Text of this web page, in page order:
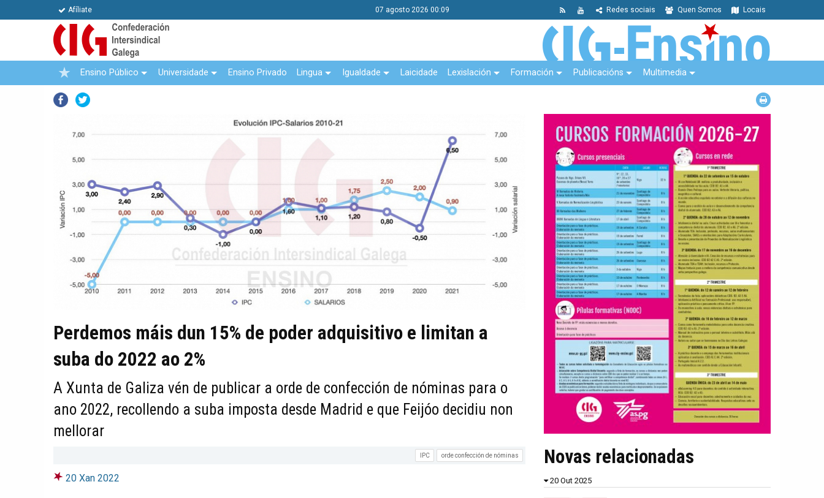
Afíliate 07 agosto 2026 00:09 Locais
Quen Somos
Redes sociais
Ensino Público Universidade Ensino Privado Lingua Igualdade Laicidade Lexislación Formación Publicacións Multimedia
Facebook
Perdemos máis dun 15% de poder adquisitivo e limitan a
suba do 2022 ao 2%
A Xunta de Galiza vén de publicar a orde de confección de nóminas para o
ano 2022, recollendo a suba imposta desde Madrid e que Feijóo decidiu non
mellorar
IPC orde confección de nóminas
20 Xan 2022
Novas relacionadas
20 Out 2025